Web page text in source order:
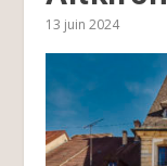
13 juin 2024